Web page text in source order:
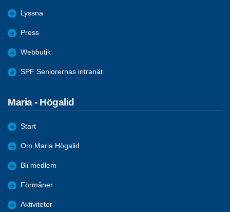
Lyssna
Press
Webbutik
SPF Seniorernas intranät
Maria - Högalid
Start
Om Maria Högalid
Bli medlem
Förmåner
Aktiviteter